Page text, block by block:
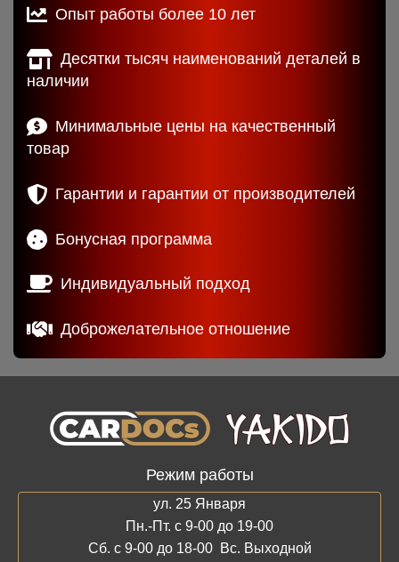
Опыт работы более 10 лет
Десятки тысяч наименований деталей в
наличии
Минимальные цены на качественный
товар
Гарантии и гарантии от производителей
Бонусная программа
Индивидуальный подход
Доброжелательное отношение
Режим работы
ул. 25 Января
Пн.-Пт. с 9-00 до 19-00
Сб. с 9-00 до 18-00 Вс. Выходной